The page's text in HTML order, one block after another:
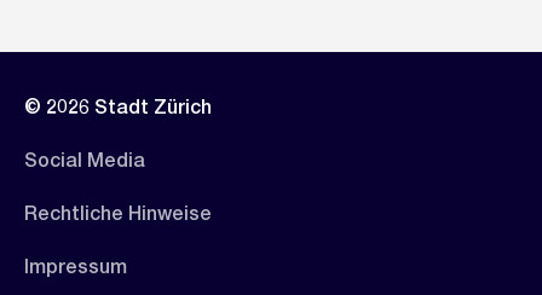
© 2026 Stadt Zürich
Social Media
Rechtliche Hinweise
Impressum